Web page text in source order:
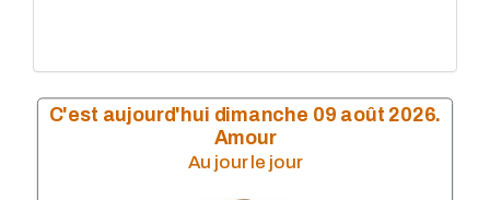
C'est aujourd'hui dimanche 09 août 2026.
Amour
Au jour le jour